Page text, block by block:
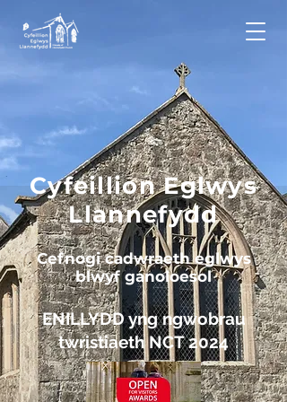
Cyfeillion Eglwys
Llannefydd
Cefnogi cadwraeth eglwys
blwyf ganoloesol
ENILLYDD yng ngwobrau
twristiaeth NCT 2024